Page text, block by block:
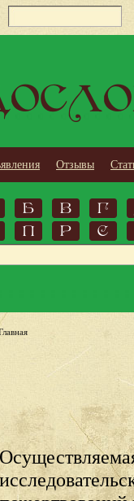
Отзывы
Б В
Г
П Р С